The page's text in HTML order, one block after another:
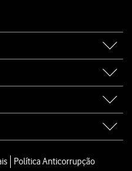
Política Anticorrupção